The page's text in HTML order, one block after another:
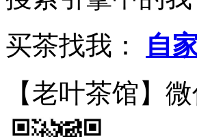
买茶找我：
自
【老叶茶馆】